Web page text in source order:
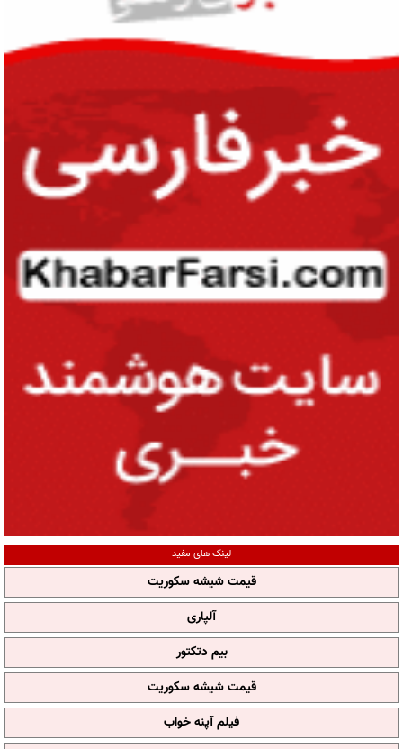
لینک های مفید
قیمت شیشه سکوریت
آلپاری
بیم دتکتور
قیمت شیشه سکوریت
فیلم آپنه خواب